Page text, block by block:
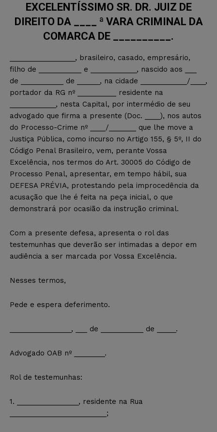
EXCELENTÍSSIMO SR. DR. JUIZ DE
DIREITO DA ____ ª VARA CRIMINAL DA
COMARCA DE __________.
_________________, brasileiro, casado, empresário,
filho de ___________ e ____________, nascido aos ___
de ___________ de ______, na cidade ____________/____,
portador da RG nº __________ residente na
____________, nesta Capital, por intermédio de seu
advogado que firma a presente (Doc. ____), nos autos
do Processo-Crime nº ____/_______ que lhe move a
Justiça Pública, como incurso no Artigo 155, § 5º, II do
Código Penal Brasileiro, vem, perante Vossa
Excelência, nos termos do Art. 30005 do Código de
Processo Penal, apresentar, em tempo hábil, sua
DEFESA PRÉVIA, protestando pela improcedência da
acusação que lhe é feita na peça inicial, o que
demonstrará por ocasião da instrução criminal.
Com a presente defesa, apresenta o rol das
testemunhas que deverão ser intimadas a depor em
audiência a ser marcada por Vossa Excelência.
Nesses termos,
Pede e espera deferimento.
________________, ___ de ___________ de _____.
Advogado OAB nº ________.
Rol de testemunhas:
1. ________________, residente na Rua
_________________________;